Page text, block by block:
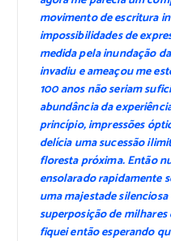
movimento de escritura
impossibilidades de
medida pela inundação
invadiu e ameaçou me
100 anos não seriam
abundância da
princípio, impressões
delícia uma sucessão
floresta próxima. Então
ensolarado rapidamente
uma majestade
superposição de milhares
fiquei então esperando